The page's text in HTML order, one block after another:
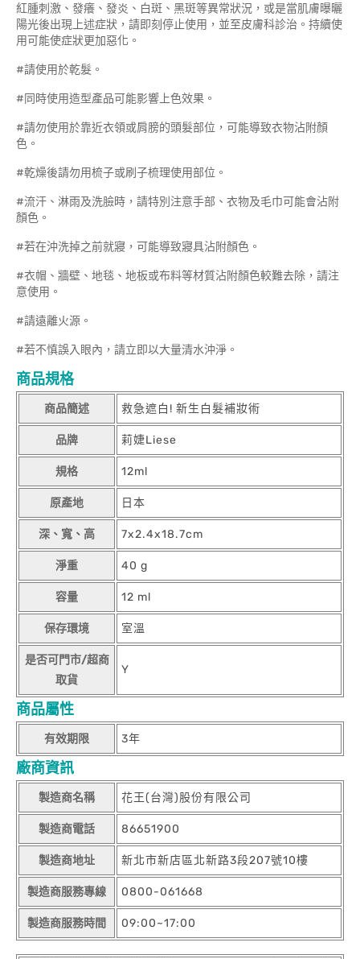
紅腫刺激、發癢、發炎、白斑、黑斑等異常狀況，或是當肌膚曝曬
陽光後出現上述症狀，請即刻停止使用，並至皮膚科診治。持續使
用可能使症狀更加惡化。
#請使用於乾髮。
#同時使用造型產品可能影響上色效果。
#請勿使用於靠近衣領或肩膀的頭髮部位，可能導致衣物沾附顏
色。
#乾燥後請勿用梳子或刷子梳理使用部位。
#流汗、淋雨及洗臉時，請特別注意手部、衣物及毛巾可能會沾附
顏色。
#若在沖洗掉之前就寢，可能導致寢具沾附顏色。
#衣帽、牆壁、地毯、地板或布料等材質沾附顏色較難去除，請注
意使用。
#請遠離火源。
#若不慎誤入眼內，請立即以大量清水沖淨。
商品規格
商品簡述 救急遮白! 新生白髮補妝術
品牌 莉婕Liese
規格 12ml
原產地 日本
深、寬、高 7x2.4x18.7cm
淨重 40 g
容量 12 ml
保存環境 室溫
是否可門市/超商
取貨
Y
商品屬性
有效期限 3年
廠商資訊
製造商名稱 花王(台灣)股份有限公司
製造商電話 86651900
製造商地址 新北市新店區北新路3段207號10樓
製造商服務專線 0800-061668
製造商服務時間 09:00~17:00